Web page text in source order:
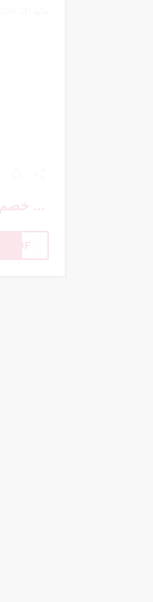
كود خصم ديجور | DYJOR | كوبون خصم ديجور
WBDF